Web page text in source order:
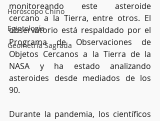
Horóscopo Chino
Egiptología
Geometría Sagrada
monitoreando este asteroide
cercano a la Tierra, entre otros. El
observatorio está respaldado por el
Programa de Observaciones de
Objetos Cercanos a la Tierra de la
NASA y ha estado analizando
asteroides desde mediados de los
90.
Durante la pandemia, los científicos